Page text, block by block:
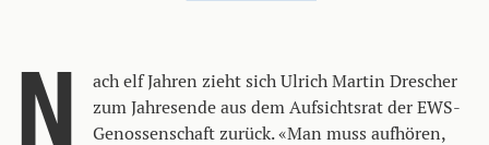
N
ach elf Jahren zieht sich Ulrich Martin Drescher
zum Jahresende aus dem Aufsichtsrat der EWS-
Genossenschaft zurück. «Man muss aufhören,